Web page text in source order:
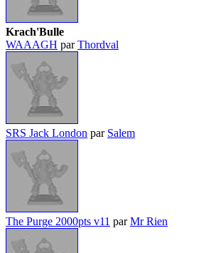
Krach'Bulle
WAAAGH parThordval
SRS Jack London par Salem
The Purge 2000pts v11 parMr Rien